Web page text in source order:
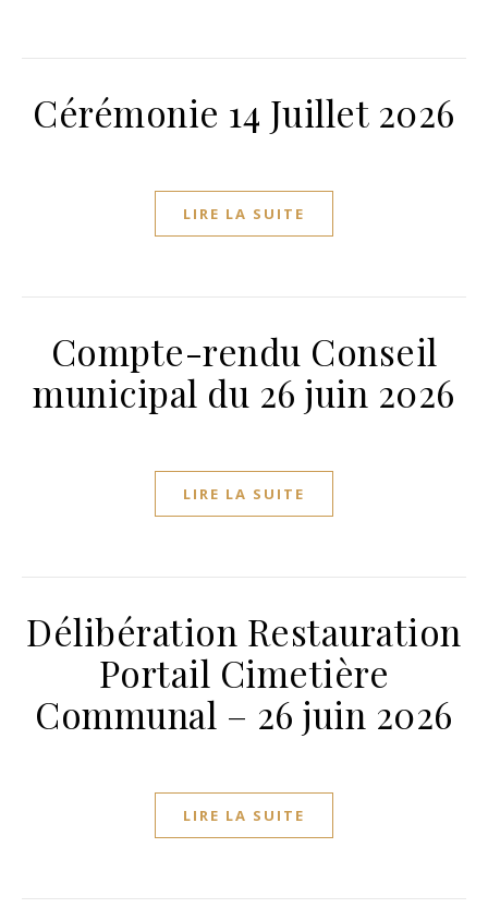
Cérémonie 14 Juillet 2026
LIRE LA SUITE
Compte-rendu Conseil
municipal du 26 juin 2026
LIRE LA SUITE
Délibération Restauration
Portail Cimetière
Communal – 26 juin 2026
LIRE LA SUITE